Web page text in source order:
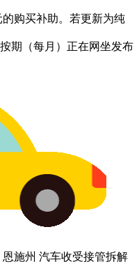
购买补助。若更新为纯
期（每月）正在网坐发布
恩施州 汽车收受接管拆解